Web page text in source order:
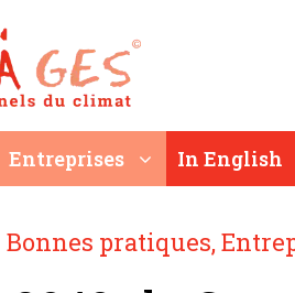
Entreprises In English
Bonnes pratiques,